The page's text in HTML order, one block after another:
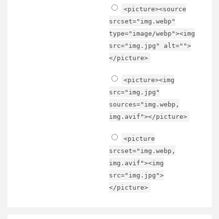
<picture><source
srcset="img.webp"
type="image/webp"><img
src="img.jpg" alt="">
</picture>
<picture><img
src="img.jpg"
sources="img.webp,
img.avif"></picture>
<picture
srcset="img.webp,
img.avif"><img
src="img.jpg">
</picture>